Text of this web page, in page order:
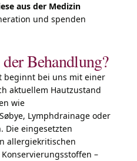
aus der Medizin
und spenden
Behandlung?
beginnt bei uns mit einer
aktuellem Hautzustand
wie
Lymphdrainage oder
Die eingesetzten
allergiekritischen
–